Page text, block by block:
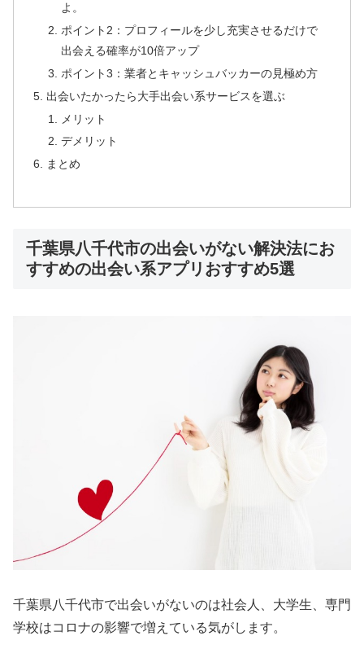
よ。
ポイント2：プロフィールを少し充実させるだけで
出会える確率が10倍アップ
ポイント3：業者とキャッシュバッカーの見極め方
出会いたかったら大手出会い系サービスを選ぶ
メリット
デメリット
まとめ
千葉県八千代市の出会いがない解決法にお
すすめの出会い系アプリおすすめ5選
千葉県八千代市で出会いがないのは社会人、大学生、専門
学校はコロナの影響で増えている気がします。